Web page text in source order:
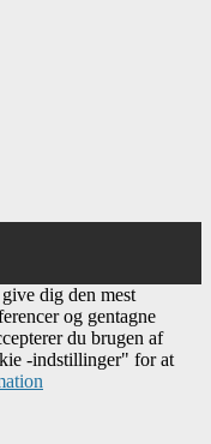
dig den mest
og gentagne
du brugen af
-indstillinger" for at